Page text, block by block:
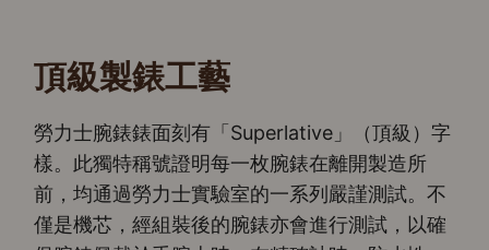
頂級製錶工藝
勞力士腕錶錶面刻有「Superlative」（頂級）字
樣。此獨特稱號證明每一枚腕錶在離開製造所
前，均通過勞力士實驗室的一系列嚴謹測試。不
僅是機芯，經組裝後的腕錶亦會進行測試，以確